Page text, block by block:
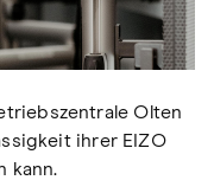
Olten
ihrer EIZO
kann.